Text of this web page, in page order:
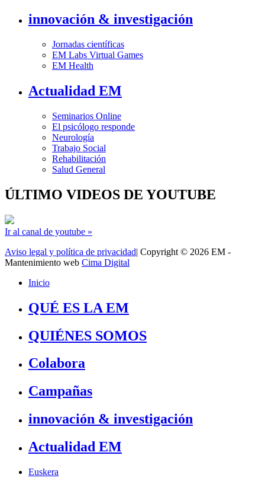
innovación & investigación
Jornadas científicas
EM Labs Virtual Games
EM Health
Actualidad EM
Seminarios Online
El psicólogo responde
Neurología
Trabajo Social
Rehabilitación
Salud General
ÚLTIMO VIDEOS DE YOUTUBE
Ir al canal de youtube »
Aviso legal y política de privacidad| Copyright © 2026 EM -
Mantenimiento web Cima Digital
Inicio
QUÉ ES LA EM
QUIÉNES SOMOS
Colabora
Campañas
innovación & investigación
Actualidad EM
Euskera